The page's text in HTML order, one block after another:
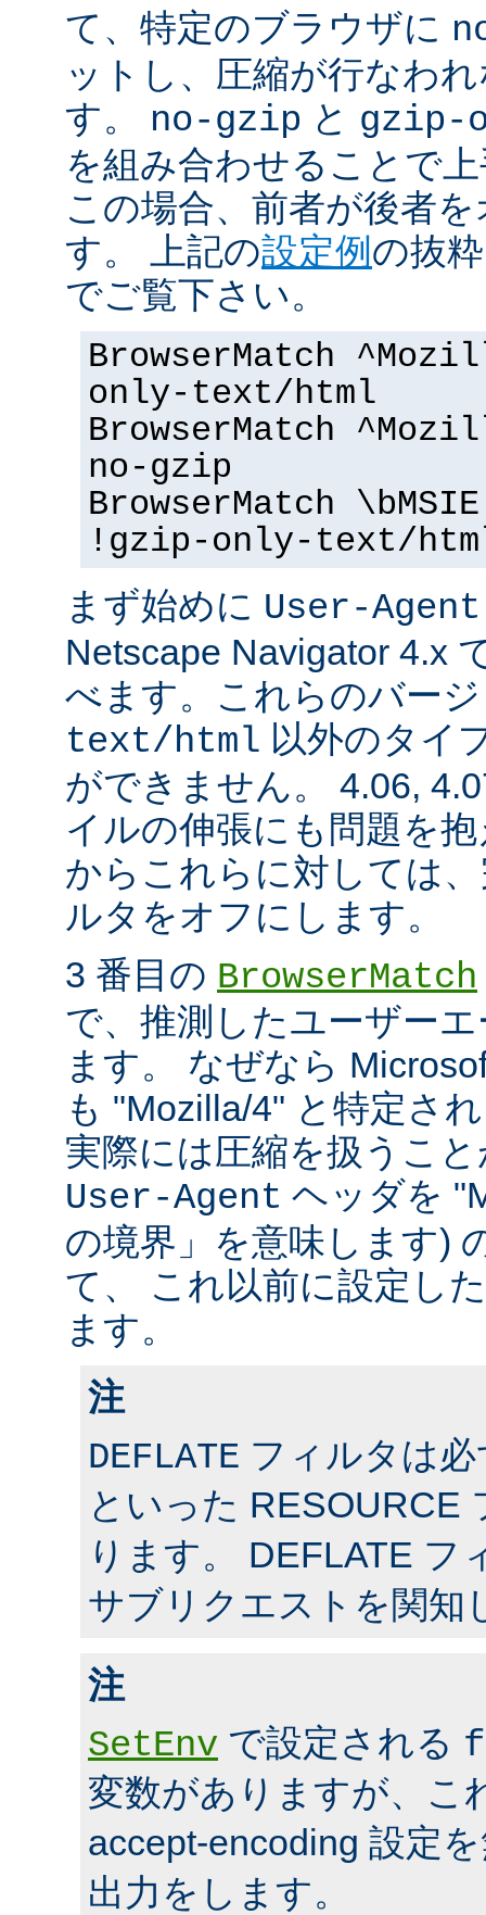
て、特定のブラウザに
ットし、圧縮が行なわ
す。 no-gzip と gzip-
を組み合わせることで
この場合、前者が後者
す。 上記の設定例 の抜
でご覧下さい。
BrowserMatch
only-text/html
BrowserMatch
no-gzip
BrowserMatch
!gzip-only-text/
まず始めに User-Agent
Netscape Navigator 4.x
べます。これらのバー
text/html 以外のタイ
ができません。 4.06,
イルの伸張にも問題を
からこれらに対しては
ルタをオフにします。
3 番目の BrowserMatch
で、推測したユーザー
ます。 なぜなら
も "Mozilla/4" と特定さ
実際には圧縮を扱うこ
User-Agent ヘッダを
の境界」を意味します)
て、 これ以前に設定し
ます。
注
DEFLATE フィルタは
といった RESOURCE
ります。 DEFLATE フ
サブリクエストを関知
注
SetEnv で設定される
変数がありますが、こ
accept-encoding 設定
出力をします。